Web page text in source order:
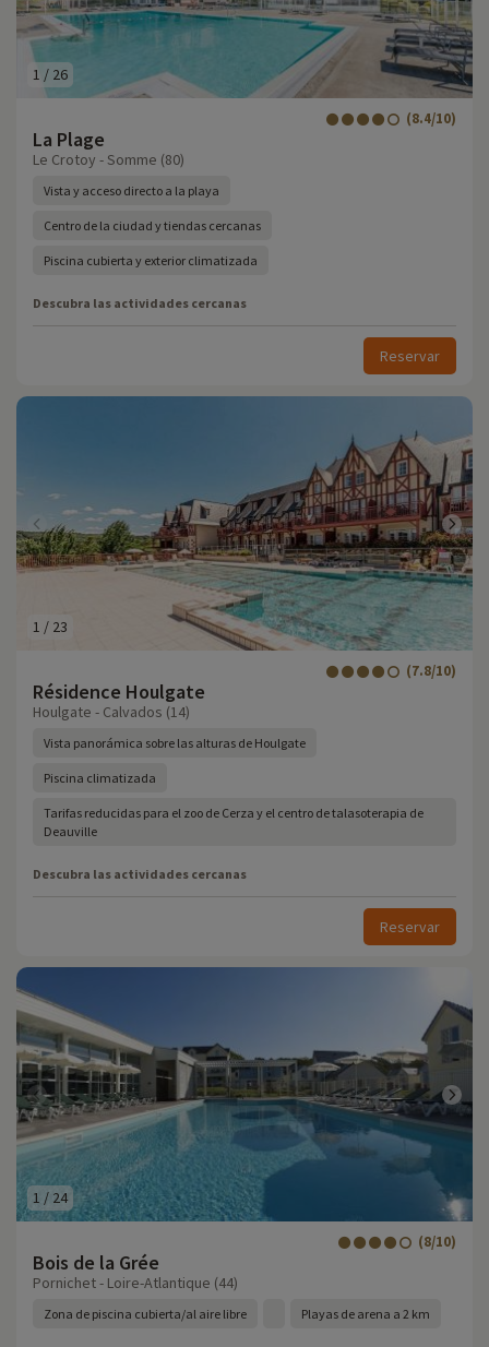
1 / 26
La Plage
(8.4/10)
Le Crotoy - Somme (80)
Vista y acceso directo a la playa
Centro de la ciudad y tiendas cercanas
Piscina cubierta y exterior climatizada
Descubra las actividades cercanas
Reservar
1 / 23
Résidence Houlgate
(7.8/10)
Houlgate - Calvados (14)
Vista panorámica sobre las alturas de Houlgate
Piscina climatizada
Tarifas reducidas para el zoo de Cerza y el centro de talasoterapia de
Deauville
Descubra las actividades cercanas
Reservar
1 / 24
Bois de la Grée
(8/10)
Pornichet - Loire-Atlantique (44)
Zona de piscina cubierta/al aire libre Playas de arena a 2 km